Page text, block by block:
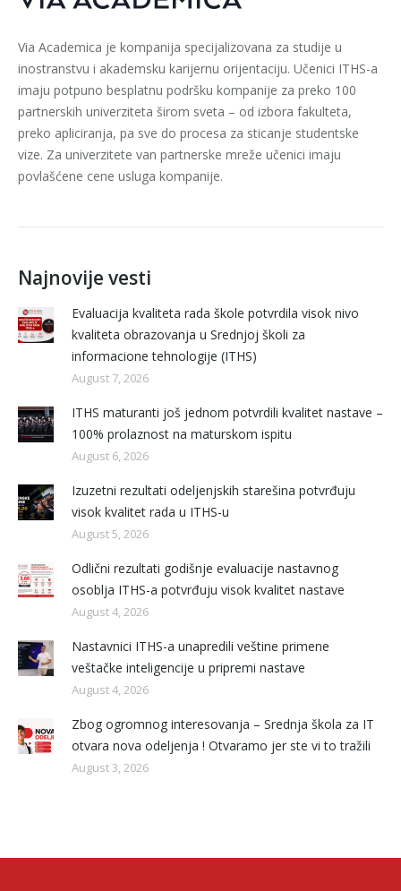
Via Academica je kompanija specijalizovana za studije u
inostranstvu i akademsku karijernu orijentaciju. Učenici ITHS-a
imaju potpuno besplatnu podršku kompanije za preko 100
partnerskih univerziteta širom sveta – od izbora fakulteta,
preko apliciranja, pa sve do procesa za sticanje studentske
vize. Za univerzitete van partnerske mreže učenici imaju
povlašćene cene usluga kompanije.
Najnovije vesti
Evaluacija kvaliteta rada škole potvrdila visok nivo
kvaliteta obrazovanja u Srednjoj školi za
informacione tehnologije (ITHS)
August 7, 2026
ITHS maturanti još jednom potvrdili kvalitet nastave –
100% prolaznost na maturskom ispitu
August 6, 2026
Izuzetni rezultati odeljenjskih starešina potvrđuju
visok kvalitet rada u ITHS-u
August 5, 2026
Odlični rezultati godišnje evaluacije nastavnog
osoblja ITHS-a potvrđuju visok kvalitet nastave
August 4, 2026
Nastavnici ITHS-a unapredili veštine primene
veštačke inteligencije u pripremi nastave
August 4, 2026
Zbog ogromnog interesovanja – Srednja škola za IT
otvara nova odeljenja ! Otvaramo jer ste vi to tražili
August 3, 2026